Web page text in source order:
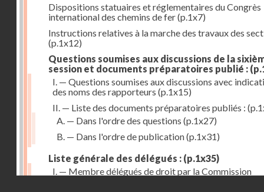
Dispositions statuaires et réglementaires du Congrès
international des chemins de fer(p.1x7)
Instructions relatives à la marche des travaux des
(p.1x12)
Questions soumises aux discussions de la
session et documents préparatoires publié :
I. — Questions soumises aux discussions avec
des noms des rapporteurs (p.1x15)
II. — Liste des documents préparatoires publiés :
A. — Dans l'ordre des questions (p.1x27)
B. — Dans l'ordre de publication(p.1x31)
Liste générale des délégués : (p.1x35)
I. — Membre délégués de droit par la Commission